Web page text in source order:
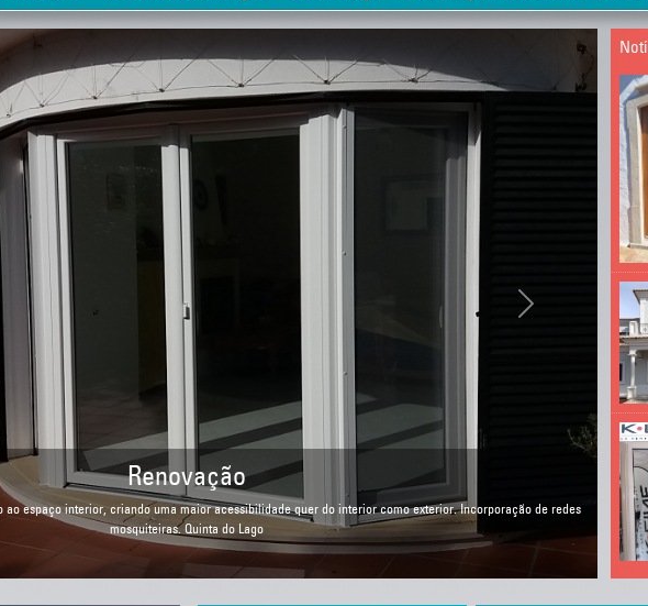
1995 - Primeira Loja-Exposição
Fomos pioneiros nas Janelas de Alta Qualidade no Algarve
Next